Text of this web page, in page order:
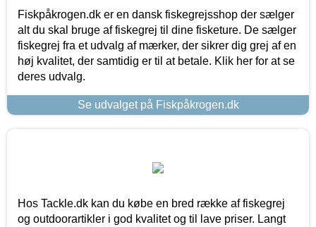
Fiskpåkrogen.dk er en dansk fiskegrejsshop der sælger
alt du skal bruge af fiskegrej til dine fisketure. De sælger
fiskegrej fra et udvalg af mærker, der sikrer dig grej af en
høj kvalitet, der samtidig er til at betale. Klik her for at se
deres udvalg.
Se udvalget på Fiskpåkrogen.dk
Hos Tackle.dk kan du købe en bred række af fiskegrej
og outdoorartikler i god kvalitet og til lave priser. Langt